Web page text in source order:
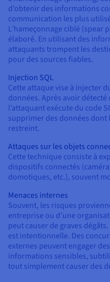
d’obtenir des informations
communication les plus
L’hameçonnage ciblé (spear
élaboré. En utilisant des
attaquants trompent les
pour des sources fiables.
Injection SQL
Cette attaque vise à injecter
données. Après avoir
l’attaquant exécute du code
supprimer des données dont
restreint.
Attaques sur les objets
Cette technique consiste à
dispositifs connectés
domotiques, etc.), souvent
Menaces internes
Souvent, les risques
entreprise ou d’une
peut causer de graves
est intentionnelle. Des
externes peuvent engager
informations sensibles,
tout simplement causer des